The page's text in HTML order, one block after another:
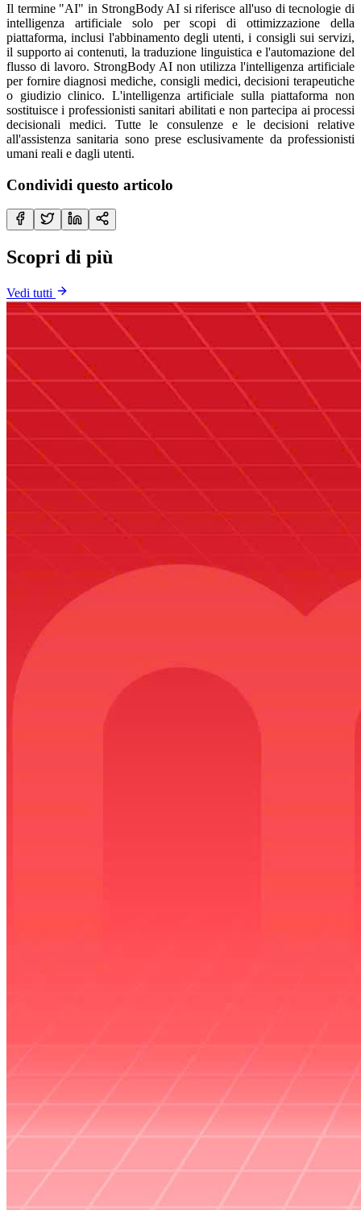
Il termine "AI" in StrongBody AI si riferisce all'uso di tecnologie di
intelligenza artificiale solo per scopi di ottimizzazione della
piattaforma, inclusi l'abbinamento degli utenti, i consigli sui servizi,
il supporto ai contenuti, la traduzione linguistica e l'automazione del
flusso di lavoro. StrongBody AI non utilizza l'intelligenza artificiale
per fornire diagnosi mediche, consigli medici, decisioni terapeutiche
o giudizio clinico. L'intelligenza artificiale sulla piattaforma non
sostituisce i professionisti sanitari abilitati e non partecipa ai processi
decisionali medici. Tutte le consulenze e le decisioni relative
all'assistenza sanitaria sono prese esclusivamente da professionisti
umani reali e dagli utenti.
Condividi questo articolo
Scopri di più
Vedi tutti